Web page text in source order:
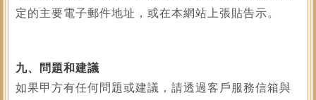
定的主要電子郵件地址，或在本網站上張貼告示。
九、問題和建議
如果甲方有任何問題或建議，請透過客戶服務信箱與